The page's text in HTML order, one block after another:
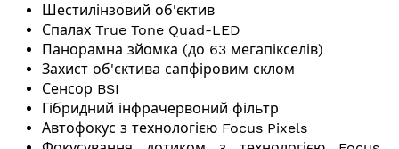
Шестилінзовий об'єктив
Спалах True Tone Quad-LED
Панорамна зйомка (до 63 мегапікселів)
Захист об'єктива сапфіровим склом
Сенсор BSI
Гібридний інфрачервоний фільтр
Автофокус з технологією Focus Pixels